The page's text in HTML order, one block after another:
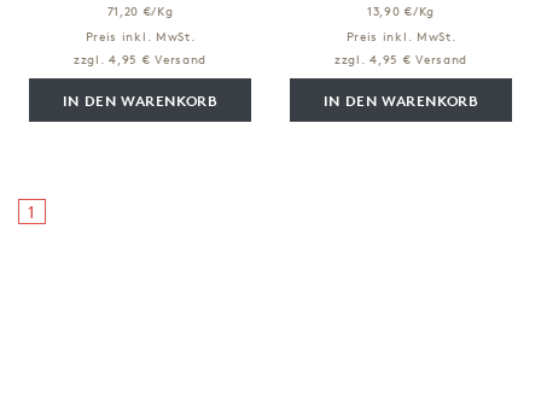
71,20 €/Kg
Preis inkl. MwSt.
zzgl. 4,95 € Versand
IN DEN WARENKORB
13,90 €/Kg
Preis inkl. MwSt.
zzgl. 4,95 € Versand
IN DEN WARENKORB
1